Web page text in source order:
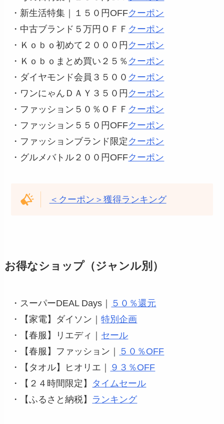
・新生活特集｜１５０円OFFクーポン
・中古ブランド５万円ＯＦＦ クーポン
・Ｋｏｂｏ初めて２０００円 クーポン
・Ｋｏｂｏまとめ買い２５％ クーポン
・ダイヤモンド会員３５００ クーポン
・ワンにゃんＤＡＹ３５０円 クーポン
・ファッション５０％ＯＦＦ クーポン
・ファッション５５０円OFFクーポン
・ファッションブランド限定 クーポン
・グルメバトル２００円OFFクーポン
＜クーポン＞獲得ランキング
お得なショップ（ジャンル別）
・スーパーDEAL Days｜ ５０％還元
・【家電】ダイソン｜特別企画
・【春服】リエディ｜ セール
・【春服】ファッション｜ ５０％OFF
・【タオル】ヒオリエ｜ ９３％OFF
・【２４時間限定】 タイムセール
・【ふるさと納税】 ランキング